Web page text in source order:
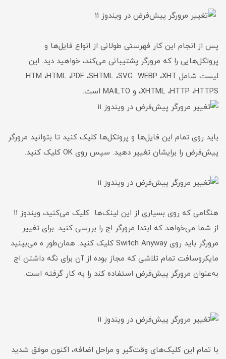
پس از انجام این کار فهرستی طولانی از انواع فایل‌ها و
پروتکل‌هایی را که مرورگر پشتیبانی می‌کند، خواهید دید. این
لیست شامل HTM ،HTML ،PDF ،SHTML ،SVG WEBP ،XHT
،XHTML ،HTTP ،HTTPS و MAILTO است.
باید روی تمام این فایل‌ها و پروتکل‌ها کلیک کنید تا بتوانید مرورگر
پیش‌فرض را برایشان تغییر دهید. سپس روی OK کلیک کنید.
هنگامی که روی بسیاری از این لینک‌ها کلیک می‌کنید، ویندوز ۱۱
از شما می‌خواهد که ابتدا مرورگر اج را بررسی کنید. برای تغییر
مرورگر باید روی Switch Anyway کلیک کنید. همان‌طور ه می‌بینید
مایکروسافت تمام تلاشی که مجاز بوده از آن برای نگه داشتن اج
به‌عنوان مرورگر پیش‌فرض استفاده کند را به کار گرفته است.
با تمام این کلیک‌های وقت‌گیر و مراحل اضافه، اکنون موفق شدید